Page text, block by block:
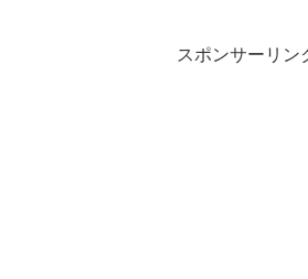
スポンサーリン